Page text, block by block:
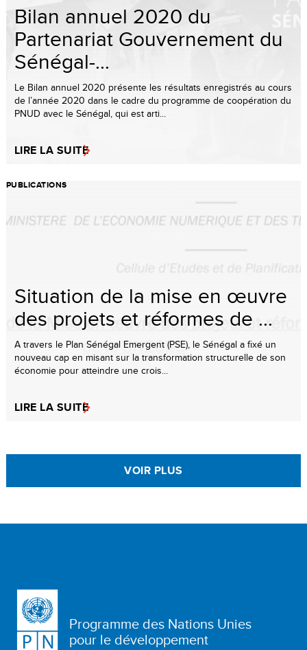
Bilan annuel 2020 du
Partenariat Gouvernement du
Sénégal-...
Le Bilan annuel 2020 présente les résultats enregistrés au cours
de l’année 2020 dans le cadre du programme de coopération du
PNUD avec le Sénégal, qui est arti...
LIRE LA SUITE
PUBLICATIONS
Situation de la mise en œuvre
des projets et réformes de ...
A travers le Plan Sénégal Emergent (PSE), le Sénégal a fixé un
nouveau cap en misant sur la transformation structurelle de son
économie pour atteindre une crois...
LIRE LA SUITE
VOIR PLUS
Programme des Nations Unies
pour le développement